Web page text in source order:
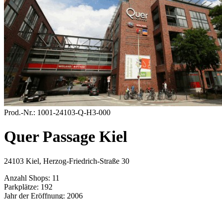
Prod.-Nr.: 1001-24103-Q-H3-000
Quer Passage Kiel
24103 Kiel, Herzog-Friedrich-Straße 30
Anzahl Shops: 11
Parkplätze: 192
Jahr der Eröffnung: 2006